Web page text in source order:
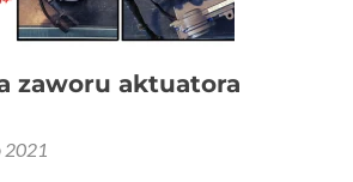
zaworu aktuatora
2021